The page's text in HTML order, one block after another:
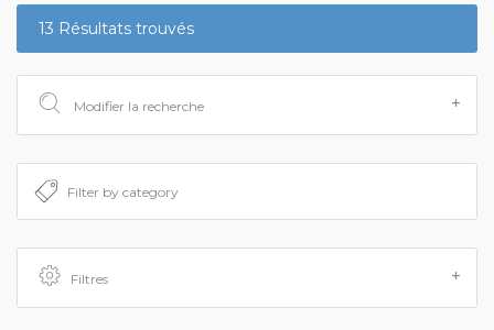
13 Résultats trouvés
Modifier la recherche
Filtres